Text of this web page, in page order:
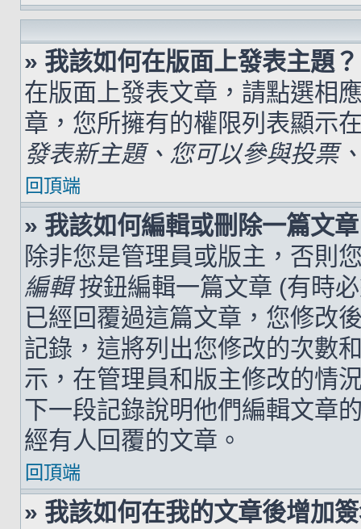
» 我該如何在版面上發表主題？
在版面上發表文章，請點選相
章，您所擁有的權限列表顯示
發表新主題、您可以參與投票
回頂端
» 我該如何編輯或刪除一篇文
除非您是管理員或版主，否則
編輯按鈕編輯一篇文章 (有時
已經回覆過這篇文章，您修改
記錄，這將列出您修改的次數
示，在管理員和版主修改的情
下一段記錄說明他們編輯文章
經有人回覆的文章。
回頂端
» 我該如何在我的文章後增加